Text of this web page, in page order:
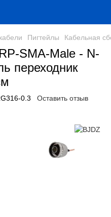
Пигтейлы Кабельная
SMA-Male - N-
переходник
0.3 Оставить отзыв